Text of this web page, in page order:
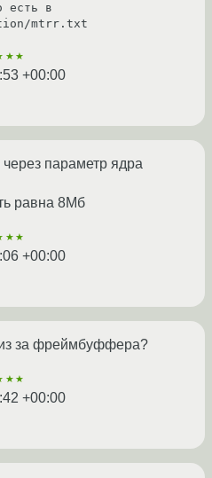
есть в
mtrr.txt
+00:00
параметр ядра
равна 8Мб
+00:00
за фреймбуффера?
+00:00